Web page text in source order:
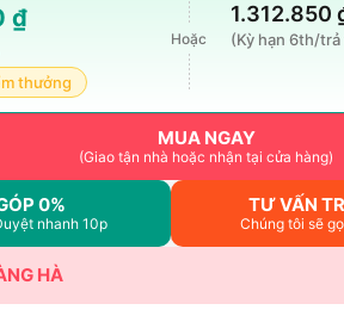
₫
thưởng
Hoặc
1.312.850
(Kỳ hạn 6th/
MUA NGAY
(Giao tận nhà hoặc nhận tại cửa hàng)
0%
nhanh 10p
TƯ VẤN
Chúng tôi sẽ
HÀ